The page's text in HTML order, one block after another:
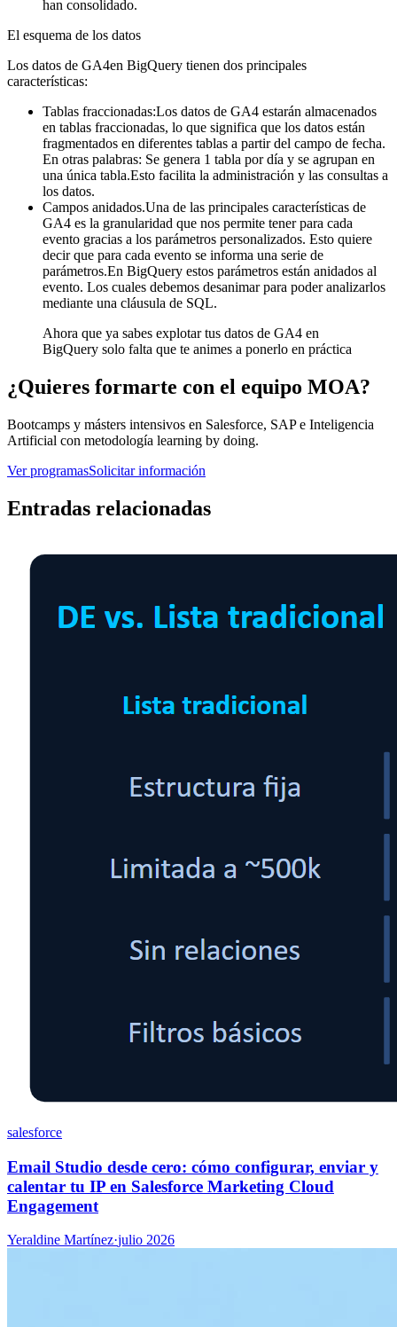
han consolidado.
El esquema de los datos
Los datos de GA4en BigQuery tienen dos principales
características:
Tablas fraccionadas:Los datos de GA4 estarán almacenados
en tablas fraccionadas, lo que significa que los datos están
fragmentados en diferentes tablas a partir del campo de fecha.
En otras palabras: Se genera 1 tabla por día y se agrupan en
una única tabla.Esto facilita la administración y las consultas a
los datos.
Campos anidados.Una de las principales características de
GA4 es la granularidad que nos permite tener para cada
evento gracias a los parámetros personalizados. Esto quiere
decir que para cada evento se informa una serie de
parámetros.En BigQuery estos parámetros están anidados al
evento. Los cuales debemos desanimar para poder analizarlos
mediante una cláusula de SQL.
Ahora que ya sabes explotar tus datos de GA4 en
BigQuery solo falta que te animes a ponerlo en práctica
¿Quieres formarte con el equipo MOA?
Bootcamps y másters intensivos en Salesforce, SAP e Inteligencia
Artificial con metodología learning by doing.
Ver programasSolicitar información
Entradas relacionadas
salesforce
Email Studio desde cero: cómo configurar, enviar y
calentar tu IP en Salesforce Marketing Cloud
Engagement
Yeraldine Martínez·julio 2026